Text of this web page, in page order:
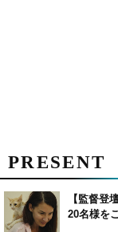
PRESENT
【監督登
20名様を